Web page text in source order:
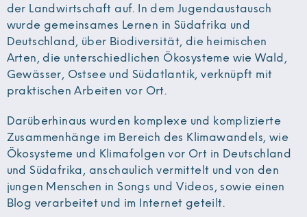
der Landwirtschaft auf. In dem Jugendaustausch
wurde gemeinsames Lernen in Südafrika und
Deutschland, über Biodiversität, die heimischen
Arten, die unterschiedlichen Ökosysteme wie Wald,
Gewässer, Ostsee und Südatlantik, verknüpft mit
praktischen Arbeiten vor Ort.
Darüberhinaus wurden komplexe und komplizierte
Zusammenhänge im Bereich des Klimawandels, wie
Ökosysteme und Klimafolgen vor Ort in Deutschland
und Südafrika, anschaulich vermittelt und von den
jungen Menschen in Songs und Videos, sowie einen
Blog verarbeitet und im Internet geteilt.